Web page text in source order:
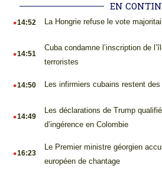
EN
.14:52 La Hongrie refuse le vote
.14:51
Cuba condamne l’inscription de
terroristes
.14:50 Les infirmiers cubains restent
.14:49
Les déclarations de Trump
d’ingérence en Colombie
.16:23
Le Premier ministre géorgien
européen de chantage